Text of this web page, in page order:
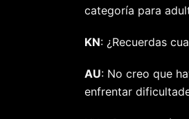
categoría para
KN: ¿Recuerdas
AU: No creo que
enfrentar